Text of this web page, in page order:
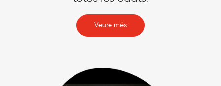
Veure més